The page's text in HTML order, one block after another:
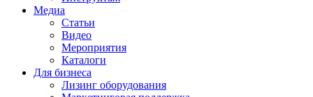
Медиа
Статьи
Видео
Мероприятия
Каталоги
Для бизнеса
Лизинг оборудования